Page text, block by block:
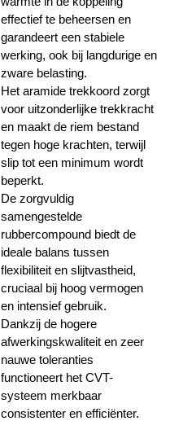
effectief te beheersen en
garandeert een stabiele
werking, ook bij langdurige en
zware belasting.
Het aramide trekkoord zorgt
voor uitzonderlijke trekkracht
en maakt de riem bestand
tegen hoge krachten, terwijl
slip tot een minimum wordt
beperkt.
De zorgvuldig
samengestelde
rubbercompound biedt de
ideale balans tussen
flexibiliteit en slijtvastheid,
cruciaal bij hoog vermogen
en intensief gebruik.
Dankzij de hogere
afwerkingskwaliteit en zeer
nauwe toleranties
functioneert het CVT-
systeem merkbaar
consistenter en efficiënter.